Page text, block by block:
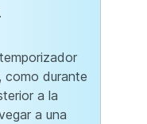
como durante
a la
a una